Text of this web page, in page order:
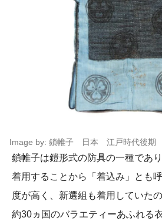
Image by: 鎖帷子 日本 江戸時代後期
鎖帷子は鎧形式の防具の一種であ
着用することから「着込み」とも
度が高く、新選組も着用していたの
約30ヵ国のバラエティーあふれる